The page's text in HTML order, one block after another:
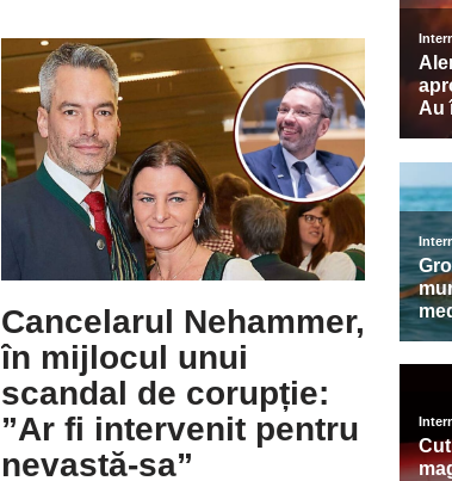
Cancelarul Nehammer,
în mijlocul unui
scandal de corupție:
”Ar fi intervenit pentru
nevastă-sa”